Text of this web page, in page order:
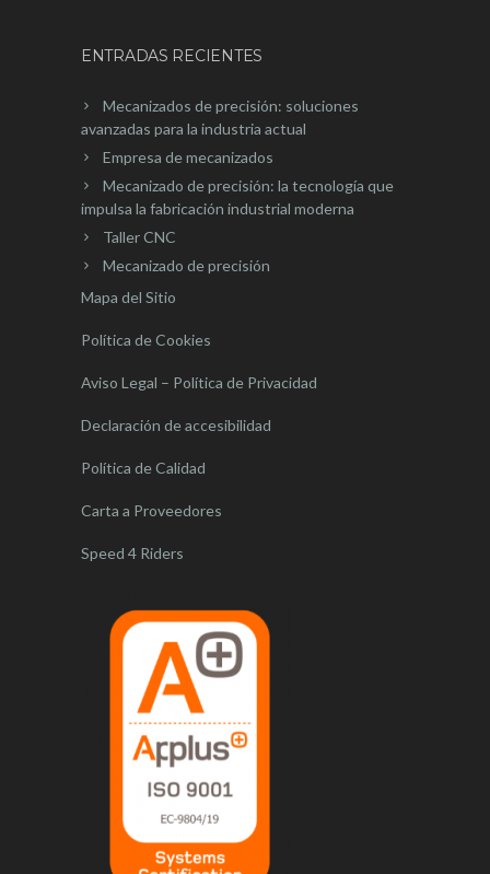
ENTRADAS RECIENTES
Mecanizados de precisión: soluciones
avanzadas para la industria actual
Empresa de mecanizados
Mecanizado de precisión: la tecnología que
impulsa la fabricación industrial moderna
Taller CNC
Mecanizado de precisión
Mapa del Sitio
Política de Cookies
Aviso Legal – Política de Privacidad
Declaración de accesibilidad
Política de Calidad
Carta a Proveedores
Speed 4 Riders